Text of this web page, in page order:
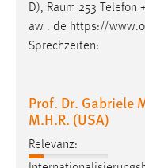
D), Raum 253 Telefon
aw . de https://
Sprechzeiten:
Prof. Dr. Gabriele
M.H.R. (USA)
Relevanz: